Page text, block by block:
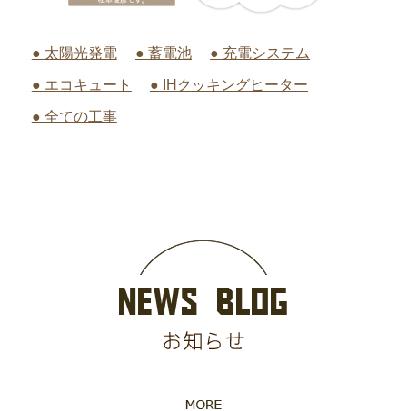
● 太陽光発電 ● 蓄電池 ● 充電システム
● エコキュート ● IHクッキングヒーター
● 全ての工事